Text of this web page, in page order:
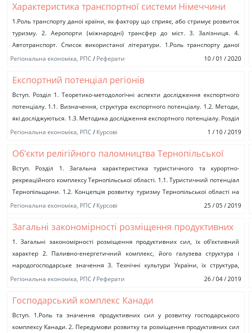
Характеристика транспортної системи Німеччини
1.Роль транспорту даної країни, як фактору що сприяє, або стримує розвиток
туризму. 2. Аеропорти (міжнародні) трансфер до міст. 3. Залізниця. 4.
Автотранспорт. Список використаної літератури. 1.Роль транспорту даної
країни,...
Регіональна економіка, РПС /Реферати 10 / 01 / 2020
Експортний потенціал регіонів
Вступ. Розділ 1. Теоретико-методологічні аспекти дослідження експортного
потенціалу. 1.1. Визначення, структура експортного потенціалу. 1.2. Методи,
які досліджуються. 1.3. Методика дослідження експортного потенціалу. Розділ
2. Елементи формування експортного потенціалу Дніпропетровської...
Регіональна економіка, РПС /Курсові 1 / 10 / 2019
Об’єкти релігійного паломництва Тернопільської
області
Вступ. Розділ 1. Загальна характеристика туристичного та курортно-
рекреаційного комплексу Тернопільської області. 1.1. Туристичний потенціал
Тернопільщини. 1.2. Концепція розвитку туризму Тернопільської області на
основі ефективного використання культурно-історичних та природно-
Регіональна економіка, РПС /Курсові 25 / 05 / 2019
Загальні закономірності розміщення продуктивних
сил, їх об’єктивний характер
1. Загальні закономірності розміщення продуктивних сил, їх об’єктивний
характер 2. Паливно-енергетичний комплекс, його галузева структура і
народогосподарське значення 3. Технічні культури України, їх структура,
зональність розміщення та вплив на...
Регіональна економіка, РПС /Реферати 26 / 04 / 2019
Господарський комплекс Канади
Вступ. 1.Роль та значення продуктивних сил у розвитку господарського
комплексу Канади. 2. Передумови розвитку та розміщення продуктивних сил